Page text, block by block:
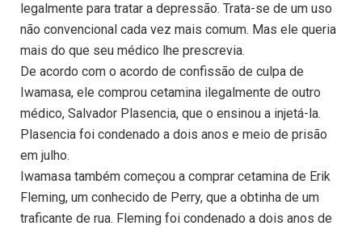
legalmente para tratar a depressão. Trata-se de um uso
não convencional cada vez mais comum. Mas ele queria
mais do que seu médico lhe prescrevia.
De acordo com o acordo de confissão de culpa de
Iwamasa, ele comprou cetamina ilegalmente de outro
médico, Salvador Plasencia, que o ensinou a injetá-la.
Plasencia foi condenado a dois anos e meio de prisão
em julho.
Iwamasa também começou a comprar cetamina de Erik
Fleming, um conhecido de Perry, que a obtinha de um
traficante de rua. Fleming foi condenado a dois anos de